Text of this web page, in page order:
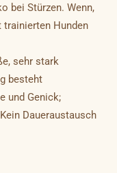
bei Stürzen. Wenn,
trainierten Hunden
sehr stark
besteht
und Genick;
Daueraustausch